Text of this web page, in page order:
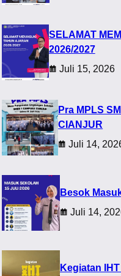
SELAMAT
2026/2027
Juli 15, 2026
Pra MPLS
CIANJUR
Juli 14,
Besok
Juli 14,
Kegiatan